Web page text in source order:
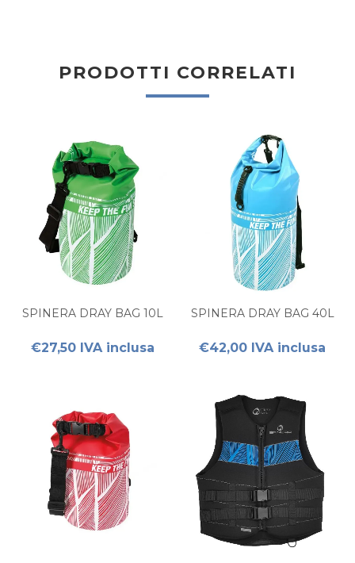
PRODOTTI CORRELATI
SPINERA DRAY BAG 10L
€27,50 IVA inclusa
SPINERA DRAY BAG 40L
€42,00 IVA inclusa